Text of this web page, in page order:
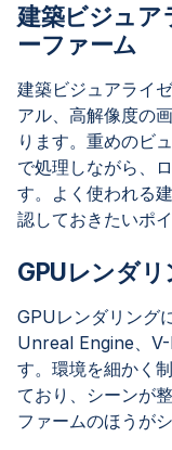
建築ビジュア
ーファーム
建築ビジュアライ
アル、高解像度の
ります。重めのビ
で処理しながら、
す。よく使われる
認しておきたいポイ
GPUレンダ
GPUレンダリング
Unreal Engine、
す。環境を細かく
ており、シーンが
ファームのほうが